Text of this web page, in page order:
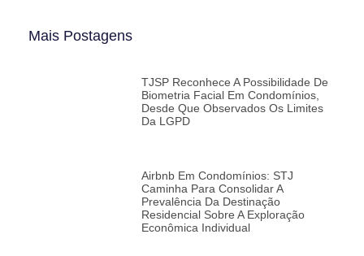
Mais Postagens
TJSP Reconhece A Possibilidade De
Biometria Facial Em Condomínios,
Desde Que Observados Os Limites
Da LGPD
Airbnb Em Condomínios: STJ
Caminha Para Consolidar A
Prevalência Da Destinação
Residencial Sobre A Exploração
Econômica Individual